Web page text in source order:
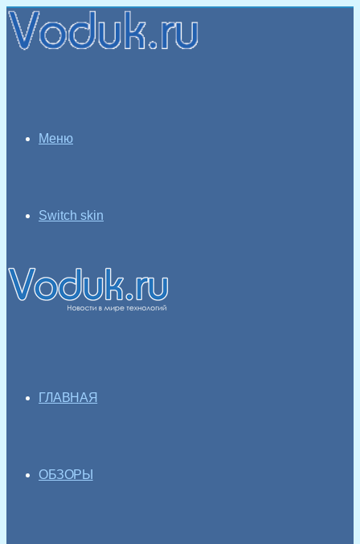
Меню
Switch skin
ГЛАВНАЯ
ОБЗОРЫ